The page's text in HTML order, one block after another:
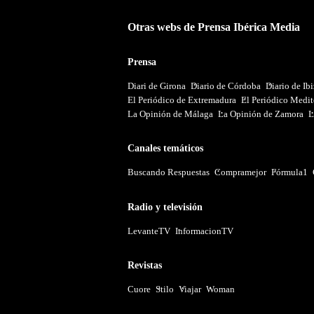
Otras webs de Prensa Ibérica Media
Prensa
Diari de Girona Diario de Córdoba Diario de
El Periódico de Extremadura El Periódico
La Opinión de Málaga La Opinión de Zamora
Canales temáticos
Buscando Respuestas Compramejor Fórmula1
Radio y televisión
LevanteTV InformacionTV
Revistas
Cuore Stilo Viajar Woman